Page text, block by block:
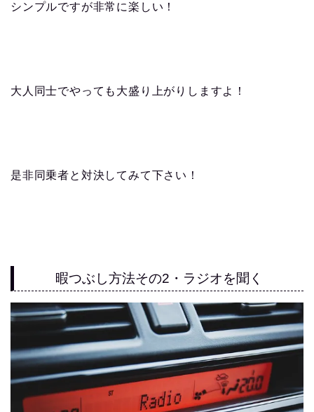
シンプルですが非常に楽しい！
大人同士でやっても大盛り上がりしますよ！
是非同乗者と対決してみて下さい！
暇つぶし方法その2・ラジオを聞く